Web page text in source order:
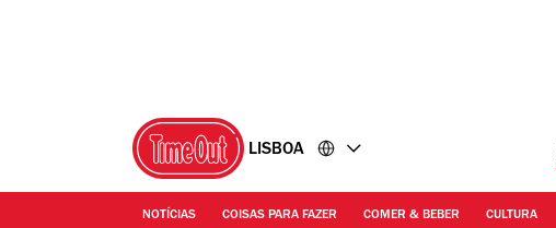
LISBOA
NOTÍCIAS COISAS PARA FAZER COMER & BEBER CULTURA